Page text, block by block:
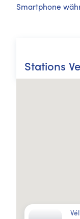
Smartphone
Stations